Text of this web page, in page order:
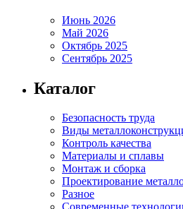
Июнь 2026
Май 2026
Октябрь 2025
Сентябрь 2025
Каталог
Безопасность труда
Виды
Контроль качества
Материалы и сплавы
Монтаж и сборка
Проектирование
Разное